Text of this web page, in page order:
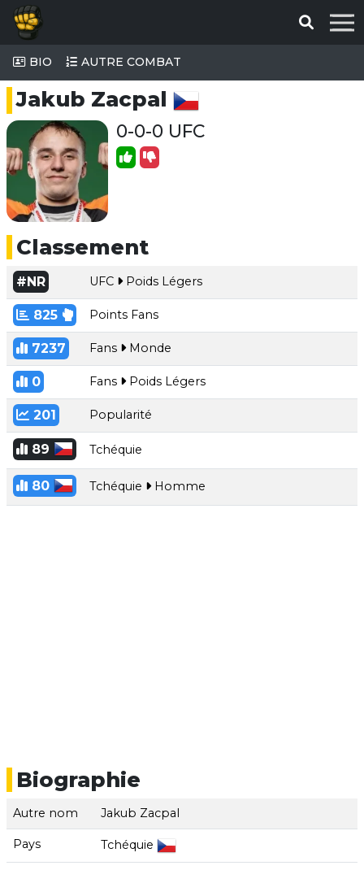
BIO AUTRE COMBAT
Jakub Zacpal
0-0-0 UFC
Classement
#NR UFC Poids Légers
825 Points Fans
7237 Fans Monde
0 Fans Poids Légers
201 Popularité
89 Tchéquie
80 Tchéquie Homme
Biographie
Autre nom Jakub Zacpal
Pays Tchéquie